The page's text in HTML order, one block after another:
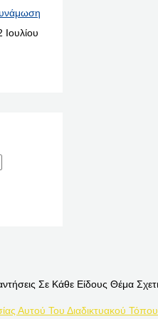
Ιουλίου
Σε Κάθε Είδους Θέμα
Αυτού Του Διαδικτυακού